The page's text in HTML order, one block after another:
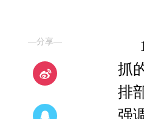
—分享—
抓
排
强